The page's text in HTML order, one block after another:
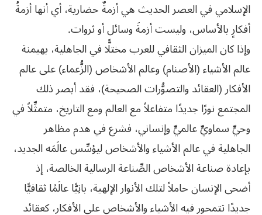
الإسلامي في العصر الحديث هي أزمةٌ حضارية، أي أنها أزمةُ
أفكارٍ بالأساس، وليست أزمةَ وسائل أو ثروات.
وإذا كان الميزان الثقافي للعرب مختلًّا في الجاهلية، بهيمنة
عالم الأشياء (الأصنام) وعالم الأشخاص (الزُّعماء) على عالم
الأفكار (العقائد والتصوُّرات الصحيحة)، فقد أبصر ذلك
المجتمع نورًا جديدًا متفاعلاً مع العالم ومع التاريخ، متمثِّلاً في
وحيٍّ سماويٍّ عالميٍّ وإنساني، فشرع في هدم مظاهر
الجاهلية في عالم الأشياء والأشخاص ليؤسِّس عالَمَه الجديد،
بإعادة صناعة الأشخاص الصِّناعة الرسالية الخالصة، إذ
أضحى الإنسان حاملاً لتلك الأنوار الإلهية، بانِيًّا عالَمًا ثقافيًّا
جديدًا تتمحور فيه الأشياء والأشخاص على الأفكار، كعقائد